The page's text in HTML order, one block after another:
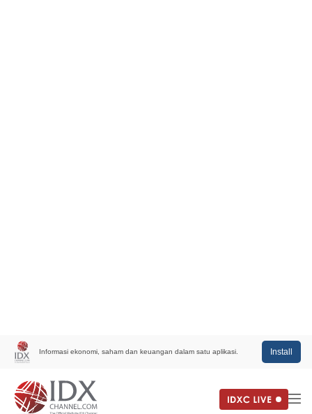
Informasi ekonomi, saham dan keuangan dalam satu aplikasi. Install